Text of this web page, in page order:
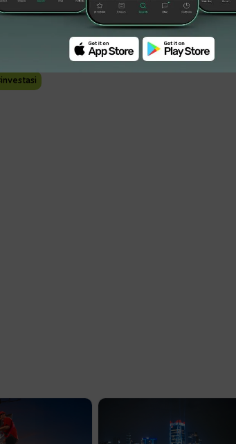
dapat dimiliki dengan nominal mulai dari
BRImo selama masa penawaran. Sangat
yang sekaligus membangun Negeri.
e-SBN. “Calon investor dapat
dan kapan saja selama masa